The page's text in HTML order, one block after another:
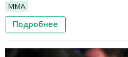
ММА
Подробнее